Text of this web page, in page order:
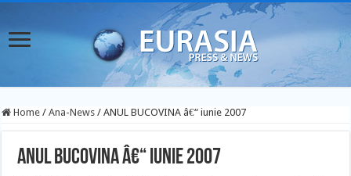
Home / Ana-News / ANUL BUCOVINA â€“ iunie 2007
ANUL BUCOVINA â€“ iunie 2007